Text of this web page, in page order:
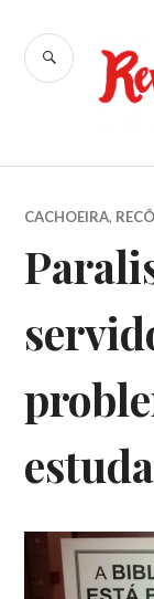
para
conteúdo
BUSCA
CACHOEIRA,